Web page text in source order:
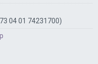
04 01 74231700)